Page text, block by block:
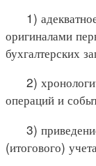
1) адекватное
оригиналами
бухгалтерских
2)
операций и
3) приведение
(итогового)